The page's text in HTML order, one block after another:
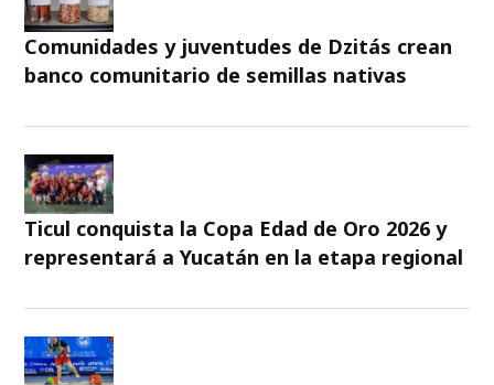
Comunidades y juventudes de Dzitás crean
banco comunitario de semillas nativas
Ticul conquista la Copa Edad de Oro 2026 y
representará a Yucatán en la etapa regional